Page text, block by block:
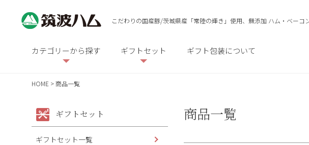
こだわりの国産豚/茨城県産「常陸の輝き」使用、無添加 ハム・ベーコ
カテゴリーから探す ギフトセット ギフト包装について
HOME 商品一覧
ギフトセット
ギフトセット一覧
商品一覧